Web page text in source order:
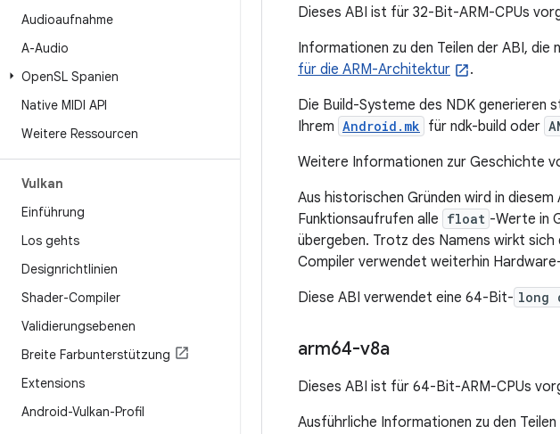
Audioaufnahme
A-Audio
OpenSL Spanien
Native MIDI API
Weitere Ressourcen
Vulkan
Einführung
Los gehts
Designrichtlinien
Shader-Compiler
Validierungsebenen
Breite Farbunterstützung
Extensions
Android-Vulkan-Profil
Dieses ABI ist für 32-Bit-ARM-CPUs
Informationen zu den Teilen der ABI,
für die ARM-Architektur
.
Die Build-Systeme des NDK generieren
Ihrem Android.mk für ndk-build oder
Weitere Informationen zur Geschichte
Aus historischen Gründen wird in diesem
Funktionsaufrufen alle float -Werte in
übergeben. Trotz des Namens wirkt
Compiler verwendet weiterhin
Diese ABI verwendet eine 64-Bit- long
arm64-v8a
Dieses ABI ist für 64-Bit-ARM-CPUs
Ausführliche Informationen zu den